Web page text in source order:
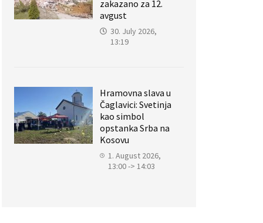
zakazano za 12.
avgust
30. July 2026,
13:19
Hramovna slava u
Čaglavici: Svetinja
kao simbol
opstanka Srba na
Kosovu
1. August 2026,
13:00 -> 14:03